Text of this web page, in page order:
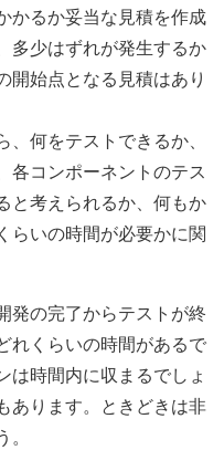
かるか妥当な見積を作成
多少はずれが発生するか
開始点となる見積はあり
何をテストできるか、
各コンポーネントのテス
と考えられるか、何もか
らいの時間が必要かに関
発の完了からテストが終
れくらいの時間があるで
は時間内に収まるでしょ
あります。ときどきは非